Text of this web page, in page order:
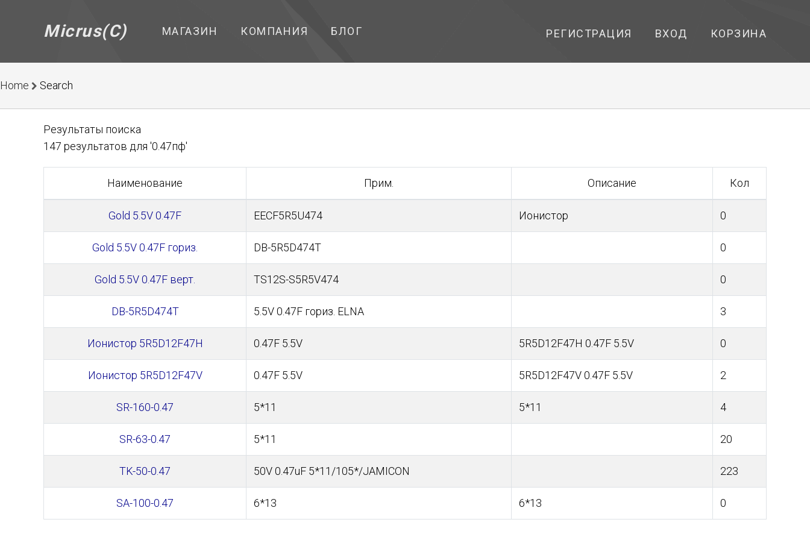
Micrus(C) МАГАЗИН КОМПАНИЯ БЛОГ РЕГИСТРАЦИЯ ВХОД КОРЗИНА
Home Search
Результаты поиска
147 результатов для '0.47пф'
Наименование Прим. Описание Кол
Gold 5.5V 0.47F EECF5R5U474 Ионистор 0
Gold 5.5V 0.47F гориз. DB-5R5D474T 0
Gold 5.5V 0.47F верт. TS12S-S5R5V474 0
DB-5R5D474T 5.5V 0.47F гориз. ELNA 3
Ионистор 5R5D12F47H 0.47F 5.5V 5R5D12F47H 0.47F 5.5V 0
Ионистор 5R5D12F47V 0.47F 5.5V 5R5D12F47V 0.47F 5.5V 2
SR-160-0.47 5*11 5*11 4
SR-63-0.47 5*11 20
TK-50-0.47 50V 0.47uF 5*11/105*/JAMICON 223
SA-100-0.47 6*13 6*13 0